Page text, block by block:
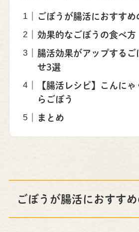
ごぼうが腸活におすすめ
効果的なごぼうの食べ方
腸活効果がアップするご
せ3選
【腸活レシピ】こんに
らごぼう
まとめ
ごぼうが腸活におすす